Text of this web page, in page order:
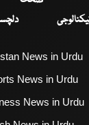
News in Urdu
News in Urdu
News in Urdu